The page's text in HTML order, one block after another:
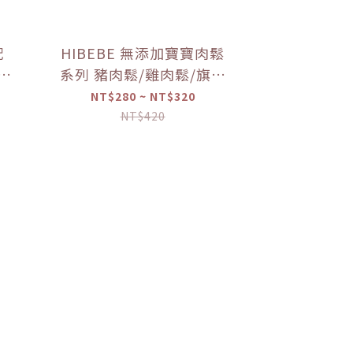
HIBEBE 無添加寶寶肉鬆
系列 豬肉鬆/雞肉鬆/旗魚
鬆(2包入/組)（10個月以
上適用）【優惠限定】
NT$280 ~ NT$320
NT$420